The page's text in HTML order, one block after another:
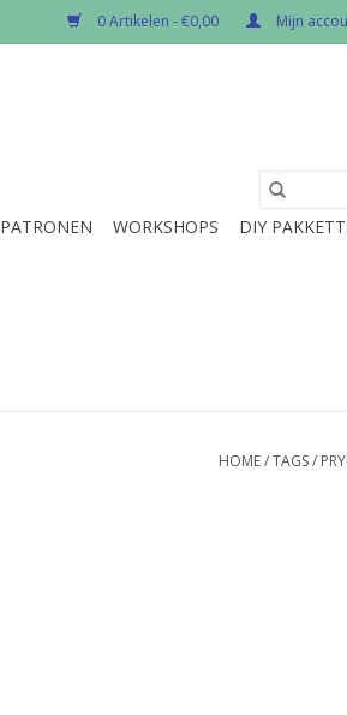
0 Artikelen - €0,00 Mijn
PATRONEN WORKSHOPS
DIY
HOME/TAGS/